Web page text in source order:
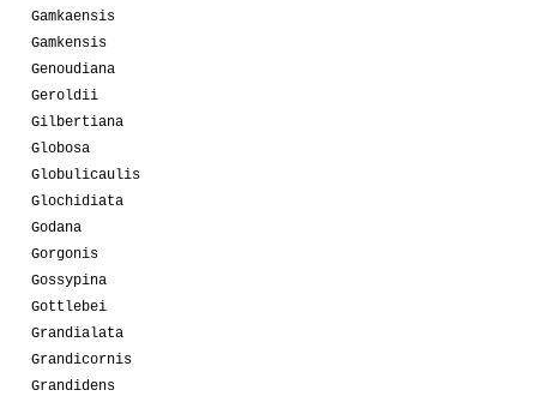
Gamkaensis
Gamkensis
Genoudiana
Geroldii
Gilbertiana
Globosa
Globulicaulis
Glochidiata
Godana
Gorgonis
Gossypina
Gottlebei
Grandialata
Grandicornis
Grandidens